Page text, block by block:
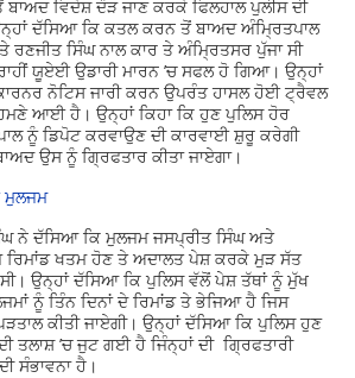
ਵਿਦੇਸ਼ ਦੌੜ ਜਾਣ ਕਰਕੇ ਫਿਲਹਾਲ ਪੁਲੀਸ ਦੀ
ਦੱਸਿਆ ਕਿ ਕਤਲ ਕਰਨ ਤੋਂ ਬਾਅਦ ਅੰਮ੍ਰਿਤਪਾਲ
ਸਿੰਘ ਨਾਲ ਕਾਰ ਤੇ ਅੰਮ੍ਰਿਤਸਰ ਪੁੱਜਾ ਸੀ
ਯੂਏਈ ਉਡਾਰੀ ਮਾਰਨ ’ਚ ਸਫਲ ਹੋ ਗਿਆ। ਉਨ੍ਹਾਂ
ਨੋਟਿਸ ਜਾਰੀ ਕਰਨ ਉਪਰੰਤ ਹਾਸਲ ਹੋਈ ਟ੍ਰੈਵਲ
ਆਈ ਹੈ। ਉਨ੍ਹਾਂ ਕਿਹਾ ਕਿ ਹੁਣ ਪੁਲਿਸ ਹੋਰ
ਨੂੰ ਡਿਪੋਟ ਕਰਵਾਉਣ ਦੀ ਕਾਰਵਾਈ ਸ਼ੁਰੂ ਕਰੇਗੀ
ਉਸ ਨੂੰ ਗ੍ਰਿਫਤਾਰ ਕੀਤਾ ਜਾਏਗਾ।
ਮੁਲਜਮ
ਨੇ ਦੱਸਿਆ ਕਿ ਮੁਲਜਮ ਜਸਪ੍ਰੀਤ ਸਿੰਘ ਅਤੇ
ਰਿਮਾਂਡ ਖਤਮ ਹੋਣ ਤੇ ਅਦਾਲਤ ਪੇਸ਼ ਕਰਕੇ ਮੁੜ ਸੱਤ
ਉਨ੍ਹਾਂ ਦੱਸਿਆ ਕਿ ਪੁਲਿਸ ਵੱਲੋਂ ਪੇਸ਼ ਤੱਥਾਂ ਨੂੰ ਮੁੱਖ
ਨੂੰ ਤਿੰਨ ਦਿਨਾਂ ਦੇ ਰਿਮਾਂਡ ਤੇ ਭੇਜਿਆ ਹੈ ਜਿਸ
ਕੀਤੀ ਜਾਏਗੀ। ਉਨ੍ਹਾਂ ਦੱਸਿਆ ਕਿ ਪੁਲਿਸ ਹੁਣ
ਤਲਾਸ਼ ’ਚ ਜੁਟ ਗਈ ਹੈ ਜਿੰਨ੍ਹਾਂ ਦੀ ਗ੍ਰਿਫਤਾਰੀ
ਸੰਭਾਵਨਾ ਹੈ।